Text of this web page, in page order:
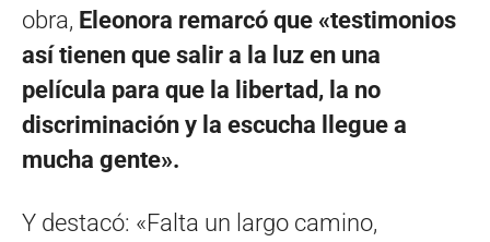
obra, Eleonora remarcó que «testimonios
así tienen que salir a la luz en una
película para que la libertad, la no
discriminación y la escucha llegue a
mucha gente».
Y destacó: «Falta un largo camino,